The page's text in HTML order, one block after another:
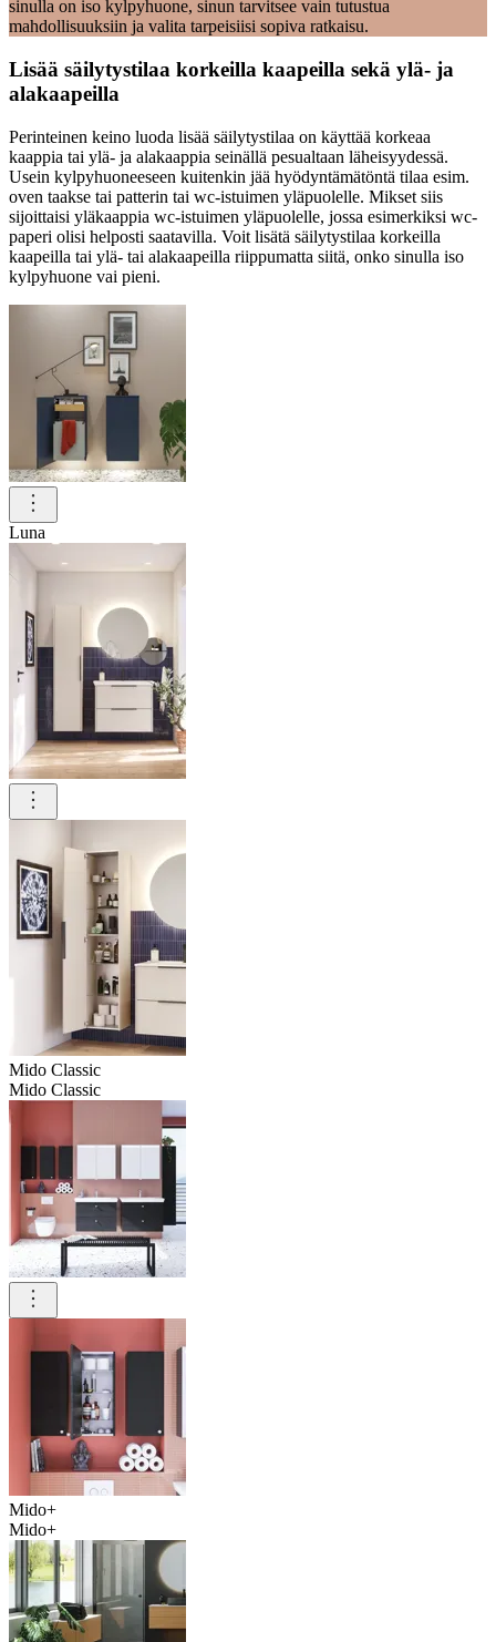
sinulla on iso kylpyhuone, sinun tarvitsee vain tutustua
mahdollisuuksiin ja valita tarpeisiisi sopiva ratkaisu.
Lisää säilytystilaa korkeilla kaapeilla sekä ylä- ja
alakaapeilla
Perinteinen keino luoda lisää säilytystilaa on käyttää korkeaa
kaappia tai ylä- ja alakaappia seinällä pesualtaan läheisyydessä.
Usein kylpyhuoneeseen kuitenkin jää hyödyntämätöntä tilaa esim.
oven taakse tai patterin tai wc-istuimen yläpuolelle. Mikset siis
sijoittaisi yläkaappia wc-istuimen yläpuolelle, jossa esimerkiksi wc-
paperi olisi helposti saatavilla. Voit lisätä säilytystilaa korkeilla
kaapeilla tai ylä- tai alakaapeilla riippumatta siitä, onko sinulla iso
kylpyhuone vai pieni.
Luna
Mido Classic
Mido Classic
Mido+
Mido+